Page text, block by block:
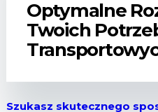
Optymalne
Twoich
Szukasz skutecznego